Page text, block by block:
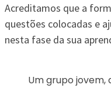
Acreditamos que a
questões colocadas e
nesta fase da sua
Um grupo jovem,